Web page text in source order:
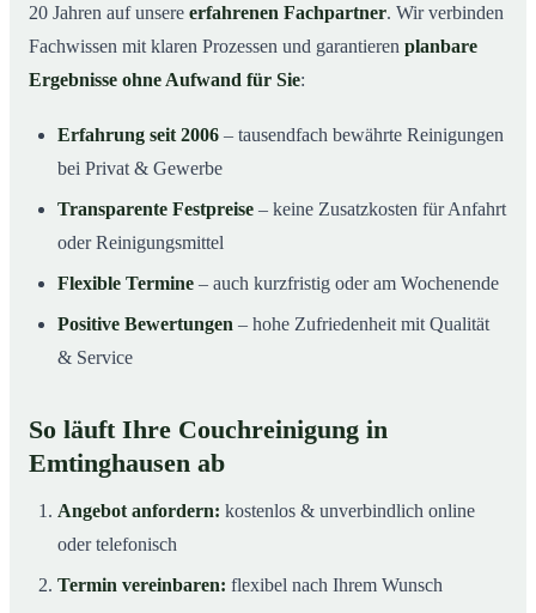
20 Jahren auf unsere erfahrenen Fachpartner. Wir verbinden
Fachwissen mit klaren Prozessen und garantieren planbare
Ergebnisse ohne Aufwand für Sie:
Erfahrung seit 2006 – tausendfach bewährte Reinigungen
bei Privat & Gewerbe
Transparente Festpreise – keine Zusatzkosten für Anfahrt
oder Reinigungsmittel
Flexible Termine – auch kurzfristig oder am Wochenende
Positive Bewertungen – hohe Zufriedenheit mit Qualität
& Service
So läuft Ihre Couchreinigung in
Emtinghausen ab
Angebot anfordern: kostenlos & unverbindlich online
oder telefonisch
Termin vereinbaren: flexibel nach Ihrem Wunsch